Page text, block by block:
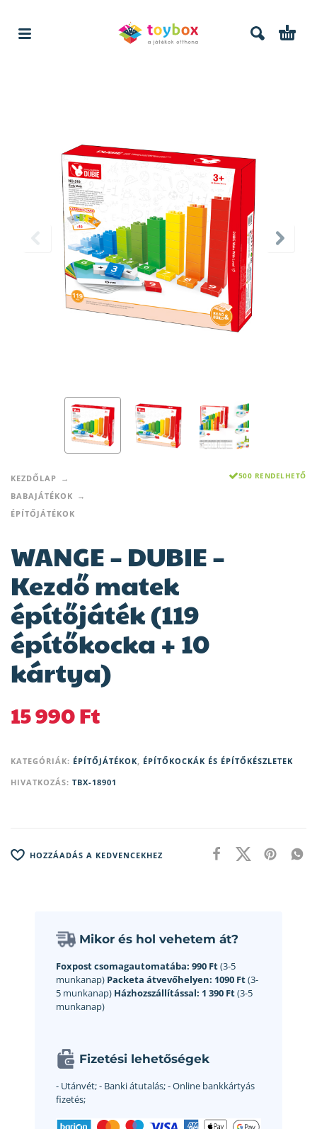
KEZDŐLAP
BABAJÁTÉKOK
ÉPÍTŐJÁTÉKOK
500 RENDELHETŐ
WANGE – DUBIE –
Kezdő matek
építőjáték (119
építőkocka + 10
kártya)
15 990Ft
KATEGÓRIÁK: ÉPÍTŐJÁTÉKOK, ÉPÍTŐKOCKÁK ÉS ÉPÍTŐKÉSZLETEK
HIVATKOZÁS: TBX-18901
HOZZÁADÁS A KEDVENCEKHEZ
Mikor és hol vehetem át?
Foxpost csomagautomatába: 990 Ft(3-5
munkanap) Packeta átvevőhelyen: 1090 Ft(3-
5 munkanap) Házhozszállítással: 1 390 Ft(3-5
munkanap)
Fizetési lehetőségek
- Utánvét;- Banki átutalás;- Online bankkártyás
fizetés;